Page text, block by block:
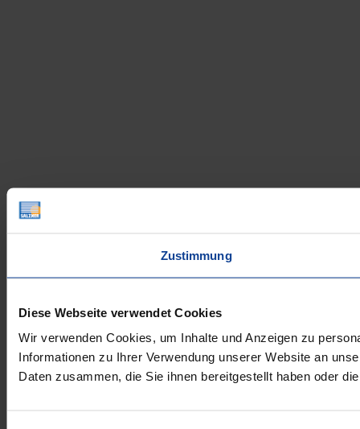
Zustimmung
Diese Webseite verwendet Cookies
Wir verwenden Cookies, um Inhalte und Anzeigen zu
Informationen zu Ihrer Verwendung unserer Website an
Daten zusammen, die Sie ihnen bereitgestellt haben oder